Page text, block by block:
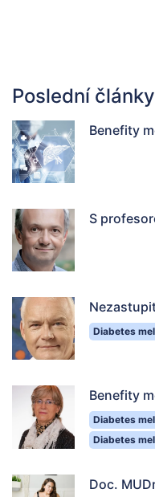
Poslední články
Benefity
S
Diabetes
Benefity
Diabetes
Diabetes
Doc.